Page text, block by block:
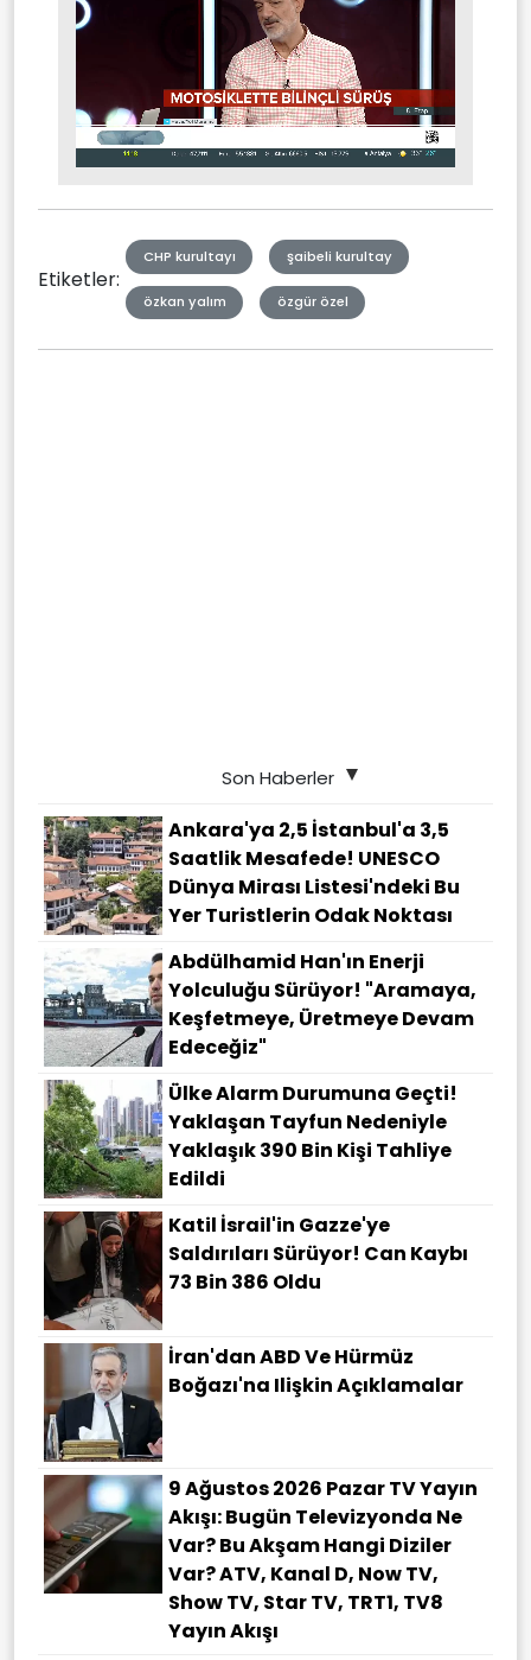
Mute Stream
Etiketler:
CHP kurultayı şaibeli kurultay
özkan yalım özgür özel
Son Haberler
Ankara'ya 2,5 İstanbul'a 3,5
Saatlik Mesafede! UNESCO
Dünya Mirası Listesi'ndeki Bu
Yer Turistlerin Odak Noktası
Abdülhamid Han'ın Enerji
Yolculuğu Sürüyor! "Aramaya,
Keşfetmeye, Üretmeye Devam
Edeceğiz"
Ülke Alarm Durumuna Geçti!
Yaklaşan Tayfun Nedeniyle
Yaklaşık 390 Bin Kişi Tahliye
Edildi
Katil İsrail'in Gazze'ye
Saldırıları Sürüyor! Can Kaybı
73 Bin 386 Oldu
İran'dan ABD Ve Hürmüz
Boğazı'na Ilişkin Açıklamalar
9 Ağustos 2026 Pazar TV Yayın
Akışı: Bugün Televizyonda Ne
Var? Bu Akşam Hangi Diziler
Var? ATV, Kanal D, Now TV,
Show TV, Star TV, TRT1, TV8
Yayın Akışı